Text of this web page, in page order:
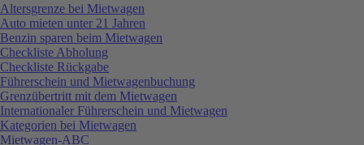
Altersgrenze bei Mietwagen
Auto mieten unter 21 Jahren
Benzin sparen beim Mietwagen
Checkliste Abholung
Checkliste Rückgabe
Führerschein und Mietwagenbuchung
Grenzübertritt mit dem Mietwagen
Internationaler Führerschein und Mietwagen
Kategorien bei Mietwagen
Mietwagen-ABC